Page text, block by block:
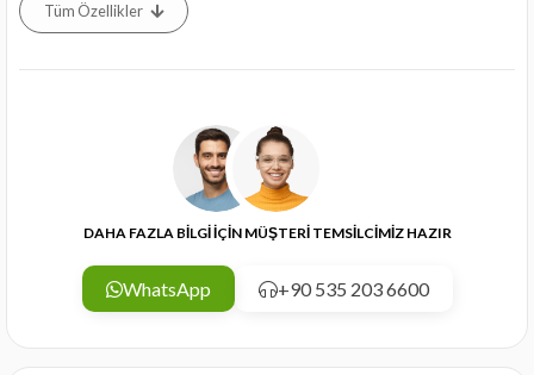
Tüm Özellikler
DAHA FAZLA BİLGİ İÇİN MÜŞTERİ TEMSİLCİMİZ HAZIR
WhatsApp +90 535 203 6600